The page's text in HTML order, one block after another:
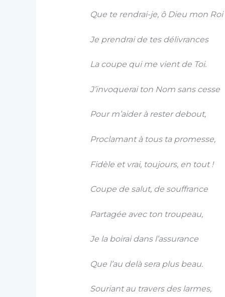
Que te rendrai-je, ô Dieu mon Roi
Je prendrai de tes délivrances
La coupe qui me vient de Toi.
J’invoquerai ton Nom sans cesse
Pour m’aider à rester debout,
Proclamant à tous ta promesse,
Fidèle et vrai, toujours, en tout !
Coupe de salut, de souffrance
Partagée avec ton troupeau,
Je la boirai dans l’assurance
Que l’au delà sera plus beau.
Souriant au travers des larmes,